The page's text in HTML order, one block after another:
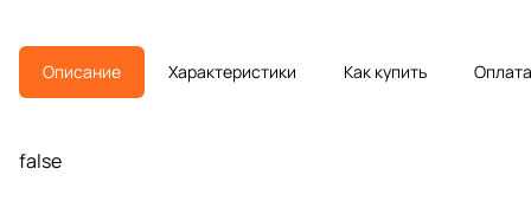
Описание Характеристики Как купить Оплата
false